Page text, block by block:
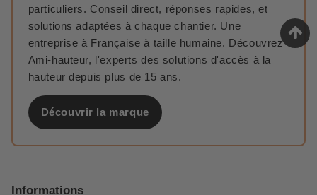
particuliers. Conseil direct, réponses rapides, et
solutions adaptées à chaque chantier. Une
entreprise à Française à taille humaine. Découvrez
Ami-hauteur, l'experts des solutions d'accès à la
hauteur depuis plus de 15 ans.
Découvrir la marque
Informations